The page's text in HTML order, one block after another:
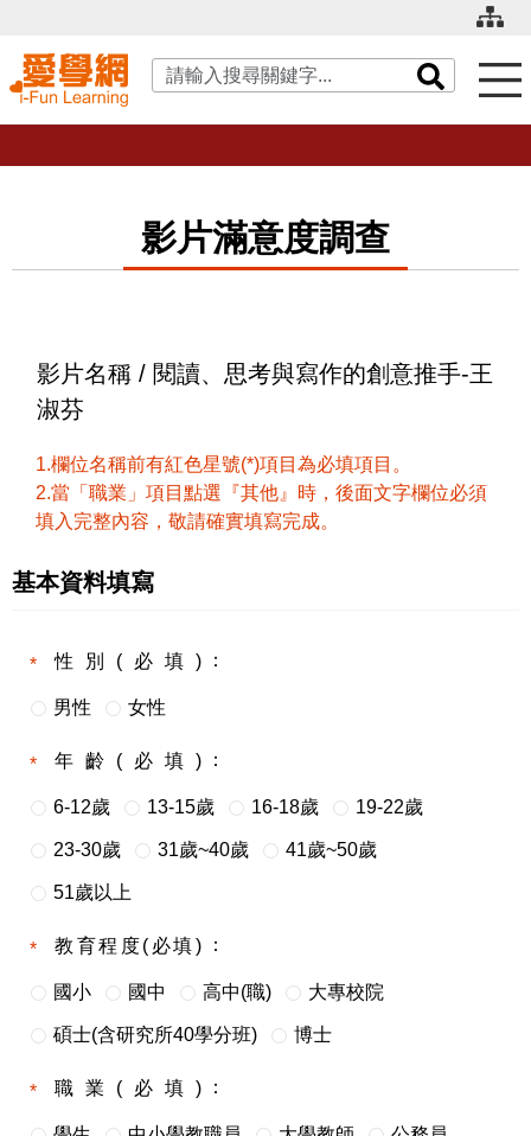
關鍵字搜尋
影片滿意度調查
影片名稱 / 閱讀、思考與寫作的創意推手-王
淑芬
1.欄位名稱前有紅色星號(*)項目為必填項目。
2.當「職業」項目點選『其他』時，後面文字欄位必須
填入完整內容，敬請確實填寫完成。
基本資料填寫
性別(必填)
男性 女性
年齡(必填)
6-12歲 13-15歲 16-18歲 19-22歲
23-30歲 31歲~40歲 41歲~50歲
51歲以上
教育程度(必填)
國小 國中 高中(職) 大專校院
碩士(含研究所40學分班) 博士
職業(必填)